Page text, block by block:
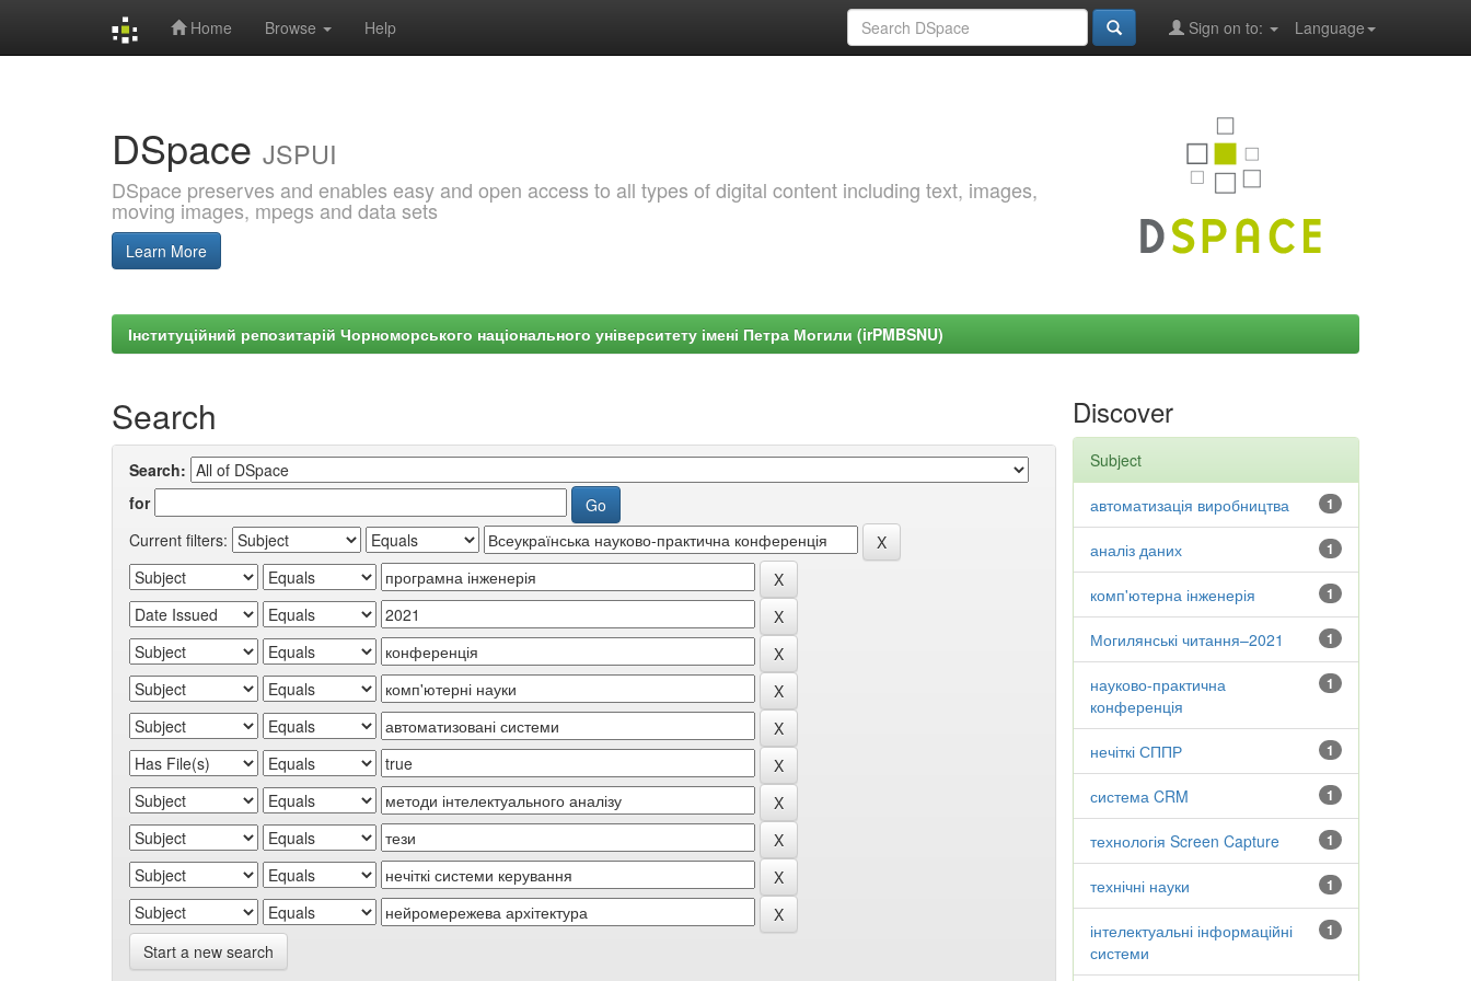
Home Browse Help Language
Sign on to:
DSpace JSPUI
DSpace preserves and enables easy and open access to all types of digital content including text, images,
moving images, mpegs and data sets
Learn More
Інституційний репозитарій Чорноморського національного університету імені Петра Могили (irPMBSNU)
Search
Search:
for
Current filters:
Start a new search
Discover
Subject
1
автоматизація виробництва
1
аналіз даних
1
комп'ютерна інженерія
1
Могилянські читання–2021
1
науково-практична
конференція
1
нечіткі СППР
1
система CRM
1
технологія Screen Capture
1
технічні науки
1
інтелектуальні інформаційні
системи